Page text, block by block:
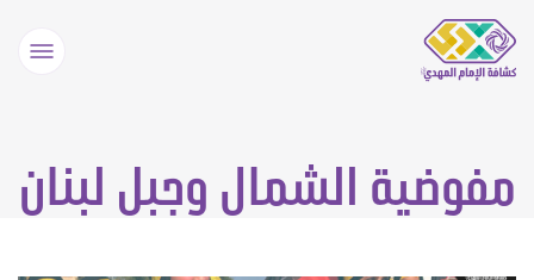
مفوضية الشمال وجبل لبنان